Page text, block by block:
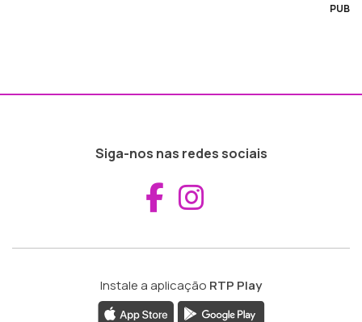
PUB
Siga-nos nas redes sociais
Aceder ao
Instale a aplicação RTP Play